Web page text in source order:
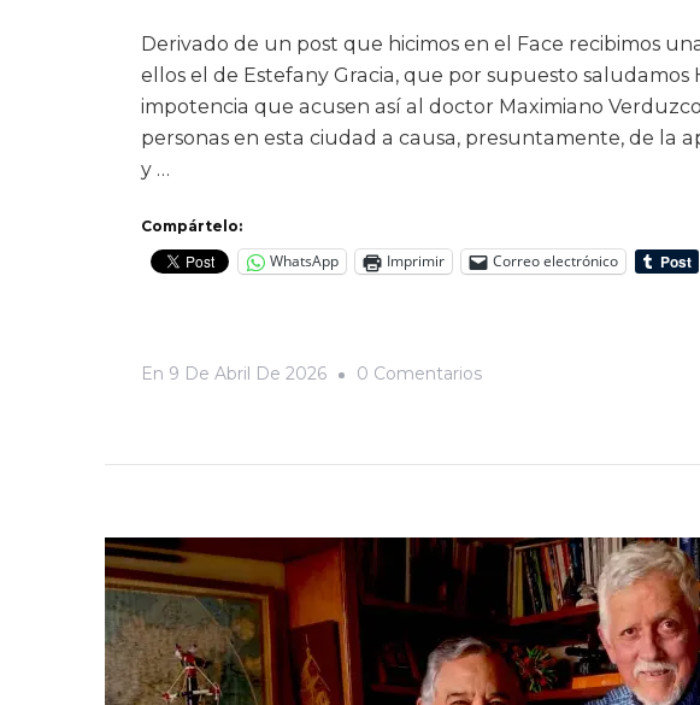
Derivado de un post que hicimos en el Face recibimos
ellos el de Estefany Gracia, que por supuesto saludamos
impotencia que acusen así al doctor Maximiano
personas en esta ciudad a causa, presuntamente, de la
y …
Compártelo:
WhatsApp Imprimir Correo electrónico
En 9 De Abril De 2026 0 ComentariosEn
Verduzco